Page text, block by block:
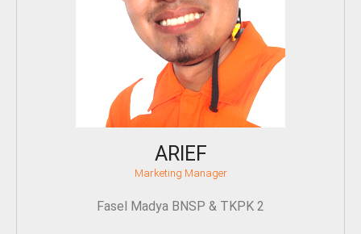
ARIEF
Marketing Manager
Fasel Madya BNSP & TKPK 2